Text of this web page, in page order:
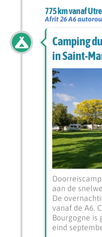
775 km vanaf
Afrit 26 A6
Camping
in Saint-
aan de
De
vanaf de A6.
Bourgogne is
eind